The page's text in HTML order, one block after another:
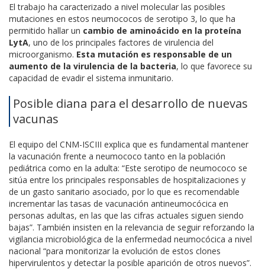
El trabajo ha caracterizado a nivel molecular las posibles
mutaciones en estos neumococos de serotipo 3, lo que ha
permitido hallar un cambio de aminoácido en la proteína
LytA, uno de los principales factores de virulencia del
microorganismo. Esta mutación es responsable de un
aumento de la virulencia de la bacteria, lo que favorece su
capacidad de evadir el sistema inmunitario.
Posible diana para el desarrollo de nuevas
vacunas
El equipo del CNM-ISCIII explica que es fundamental mantener
la vacunación frente a neumococo tanto en la población
pediátrica como en la adulta: “Este serotipo de neumococo se
sitúa entre los principales responsables de hospitalizaciones y
de un gasto sanitario asociado, por lo que es recomendable
incrementar las tasas de vacunación antineumocócica en
personas adultas, en las que las cifras actuales siguen siendo
bajas”. También insisten en la relevancia de seguir reforzando la
vigilancia microbiológica de la enfermedad neumocócica a nivel
nacional “para monitorizar la evolución de estos clones
hipervirulentos y detectar la posible aparición de otros nuevos”.